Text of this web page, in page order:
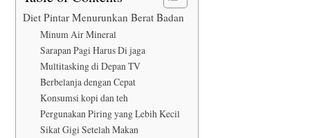
Diet Pintar Menurunkan Berat Badan
Minum Air Mineral
Sarapan Pagi Harus Di jaga
Multitasking di Depan TV
Berbelanja dengan Cepat
Konsumsi kopi dan teh
Pergunakan Piring yang Lebih Kecil
Sikat Gigi Setelah Makan